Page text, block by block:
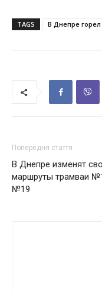
TAGS В Днепре
Попередня стаття
В Днепре изменят
маршруты трамваи
№19